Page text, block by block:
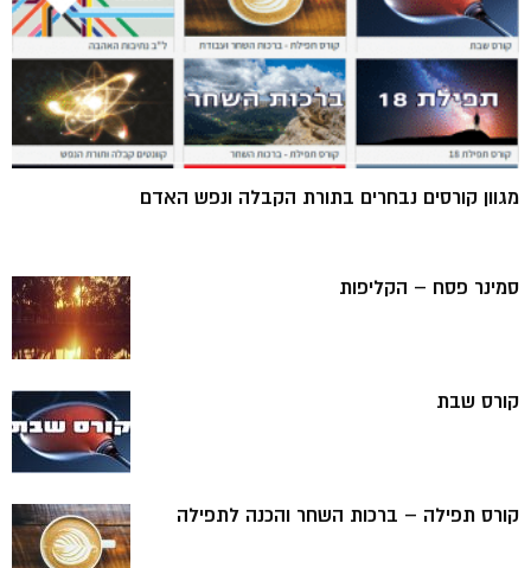
מגוון קורסים נבחרים בתורת הקבלה ונפש האדם
סמינר פסח – הקליפות
קורס שבת
קורס תפילה – ברכות השחר והכנה לתפילה